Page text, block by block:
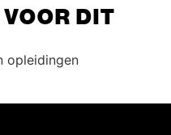
DIT
opleidingen